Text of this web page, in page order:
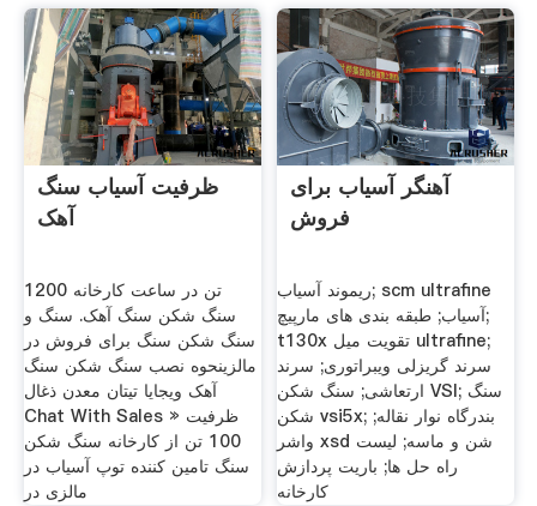
ظرفیت آسیاب سنگ
آهک
1200 تن در ساعت کارخانه
سنگ شکن سنگ آهک. سنگ و
سنگ شکن سنگ برای فروش در
مالزینحوه نصب سنگ شکن سنگ
آهک ویجایا تیتان معدن ذغال
Chat With Sales » ظرفیت
100 تن از کارخانه سنگ شکن
سنگ تامین کننده توپ آسیاب در
مالزی در
آهنگر آسیاب برای
فروش
ریموند آسیاب; scm ultrafine
آسیاب; طبقه بندی های مارپیچ;
t130x تقویت میل ultrafine;
سرند گریزلی ویبراتوری; سرند
ارتعاشی; سنگ شکن VSI; سنگ
شکن vsi5x; بندرگاه نوار نقاله;
واشر xsd شن و ماسه; لیست
راه حل ها; باریت پردازش
کارخانه